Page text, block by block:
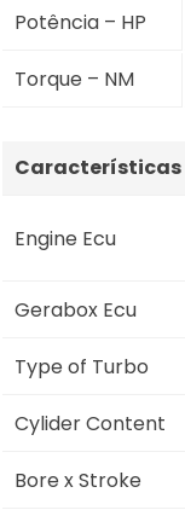
Potência – HP
Torque – NM
Características
Engine Ecu
Gerabox Ecu
Type of Turbo
Cylider Content
Bore x Stroke